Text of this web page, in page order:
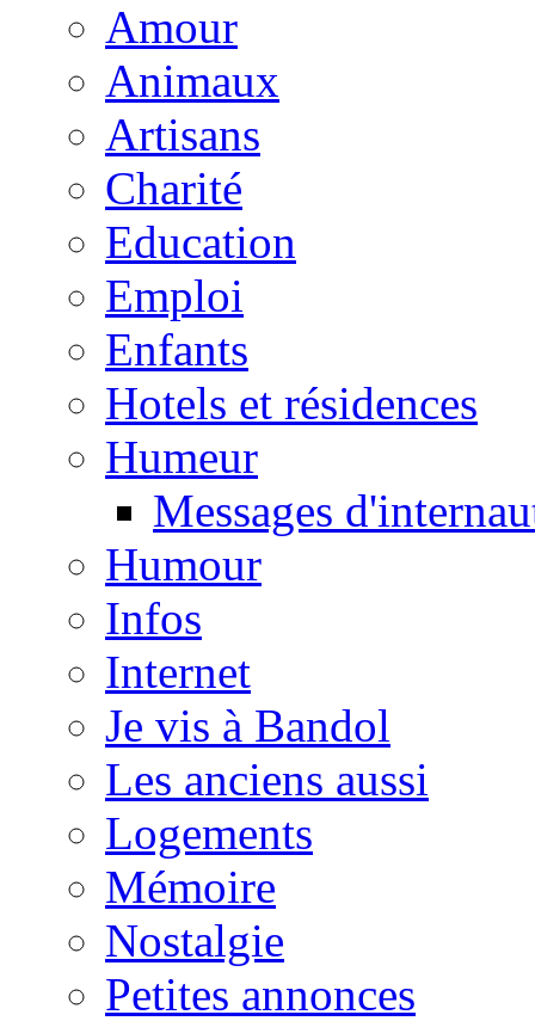
Amour
Animaux
Artisans
Charité
Education
Emploi
Enfants
Hotels et résidences
Humeur
Messages
Humour
Infos
Internet
Je vis à Bandol
Les anciens aussi
Logements
Mémoire
Nostalgie
Petites annonces